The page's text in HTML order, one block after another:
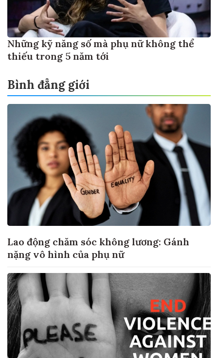
Những kỹ năng số mà phụ nữ không thể
thiếu trong 5 năm tới
Bình đẳng giới
Lao động chăm sóc không lương: Gánh
nặng vô hình của phụ nữ